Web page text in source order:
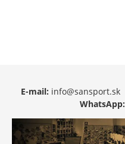
E-mail: info@sansport.sk
WhatsApp: